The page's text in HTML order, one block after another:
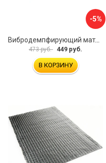
-5%
Вибродемпфирующий материал Dreamcar Base 2 33x25 см DC-000-0926988P1393
473 руб. 449 руб.
В КОРЗИНУ